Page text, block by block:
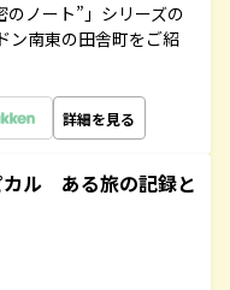
ノート”」シリーズの
ン南東の田舎町をご紹
詳細を見る
カル ある旅の記録と